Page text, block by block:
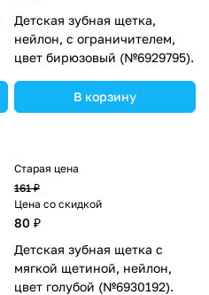
Детская зубная щетка,
нейлон, с ограничителем,
цвет бирюзовый (№6929795).
В корзину
Старая цена
161 ₽
Цена со скидкой
80 ₽
Детская зубная щетка с
мягкой щетиной, нейлон,
цвет голубой (№6930192).